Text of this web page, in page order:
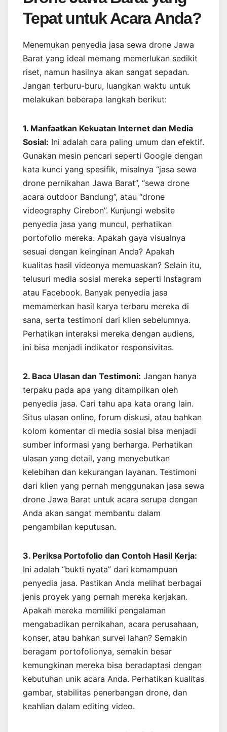
Tepat untuk Acara Anda?
Menemukan penyedia jasa sewa drone Jawa
Barat yang ideal memang memerlukan sedikit
riset, namun hasilnya akan sangat sepadan.
Jangan terburu-buru, luangkan waktu untuk
melakukan beberapa langkah berikut:
1. Manfaatkan Kekuatan Internet dan Media
Sosial: Ini adalah cara paling umum dan efektif.
Gunakan mesin pencari seperti Google dengan
kata kunci yang spesifik, misalnya “jasa sewa
drone pernikahan Jawa Barat”, “sewa drone
acara outdoor Bandung”, atau “drone
videography Cirebon”. Kunjungi website
penyedia jasa yang muncul, perhatikan
portofolio mereka. Apakah gaya visualnya
sesuai dengan keinginan Anda? Apakah
kualitas hasil videonya memuaskan? Selain itu,
telusuri media sosial mereka seperti Instagram
atau Facebook. Banyak penyedia jasa
memamerkan hasil karya terbaru mereka di
sana, serta testimoni dari klien sebelumnya.
Perhatikan interaksi mereka dengan audiens,
ini bisa menjadi indikator responsivitas.
2. Baca Ulasan dan Testimoni: Jangan hanya
terpaku pada apa yang ditampilkan oleh
penyedia jasa. Cari tahu apa kata orang lain.
Situs ulasan online, forum diskusi, atau bahkan
kolom komentar di media sosial bisa menjadi
sumber informasi yang berharga. Perhatikan
ulasan yang detail, yang menyebutkan
kelebihan dan kekurangan layanan. Testimoni
dari klien yang pernah menggunakan jasa sewa
drone Jawa Barat untuk acara serupa dengan
Anda akan sangat membantu dalam
pengambilan keputusan.
3. Periksa Portofolio dan Contoh Hasil Kerja:
Ini adalah “bukti nyata” dari kemampuan
penyedia jasa. Pastikan Anda melihat berbagai
jenis proyek yang pernah mereka kerjakan.
Apakah mereka memiliki pengalaman
mengabadikan pernikahan, acara perusahaan,
konser, atau bahkan survei lahan? Semakin
beragam portofolionya, semakin besar
kemungkinan mereka bisa beradaptasi dengan
kebutuhan unik acara Anda. Perhatikan kualitas
gambar, stabilitas penerbangan drone, dan
keahlian dalam editing video.